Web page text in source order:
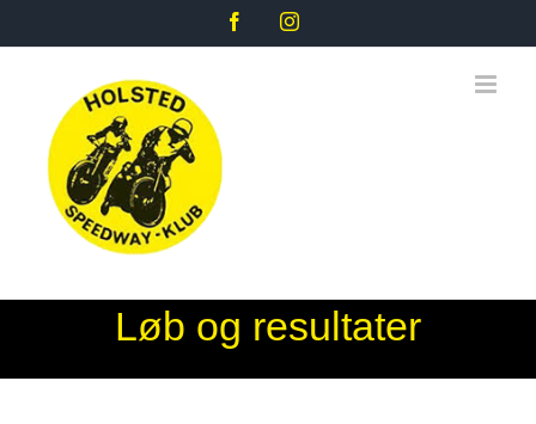
FacebookInstagram
Løb og resultater